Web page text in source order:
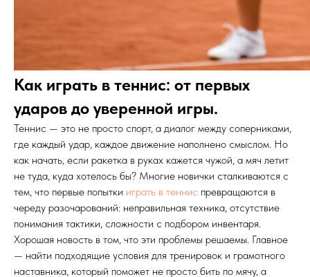
Как играть в теннис: от первых
ударов до уверенной игры.
Теннис — это не просто спорт, а диалог между соперниками,
где каждый удар, каждое движение наполнено смыслом. Но
как начать, если ракетка в руках кажется чужой, а мяч летит
не туда, куда хотелось бы? Многие новички сталкиваются с
тем, что первые попытки играть в теннис превращаются в
череду разочарований: неправильная техника, отсутствие
понимания тактики, сложности с подбором инвентаря.
Хорошая новость в том, что эти проблемы решаемы. Главное
— найти подходящие условия для тренировок и грамотного
наставника, который поможет не просто бить по мячу, а